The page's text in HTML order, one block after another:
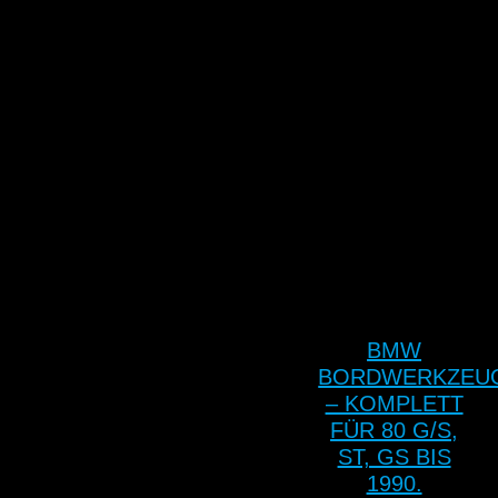
BMW
– KOMPLETT
FÜR 80 G/S,
ST, GS BIS
1990.